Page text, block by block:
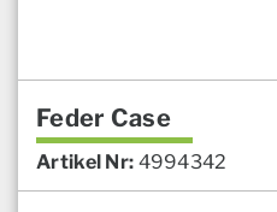
Feder Case
Artikel Nr: 4994342